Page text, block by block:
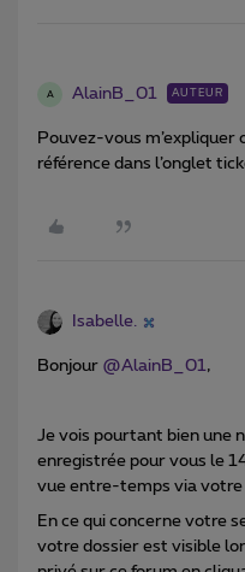
A AlainB_01 AUTEUR
Pouvez-vous m’expliquer
référence dans l’onglet
Isabelle.
Bonjour ​ @AlainB_01,
Je vois pourtant bien une
enregistrée pour vous le
vue entre-temps via
En ce qui concerne votre
votre dossier est visible